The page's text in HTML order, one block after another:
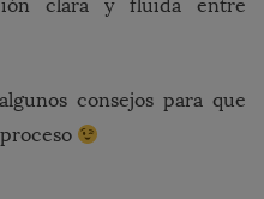
clara y fluida entre
consejos para que